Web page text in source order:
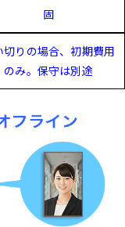
固
切りの場合、初期費用
のみ。保守は別途